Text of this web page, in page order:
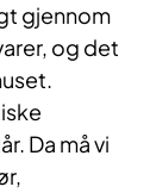
gjennom
og det
Da må vi